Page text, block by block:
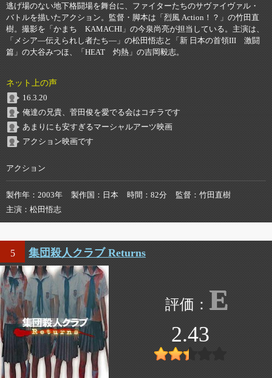
逃げ場のない地下格闘場を舞台に、ファイターたちのサヴァイヴァル・
バトルを描いたアクション。監督・脚本は「烈風 Action！？」の竹田直
樹。撮影を「かまち KAMACHI」の今泉尚亮が担当している。主演は、
「メシア―伝えられし者たち―」の松田悟志と「新 日本の首領III 激闘
篇」の大谷みつほ、「HEAT 灼熱」の吉岡毅志。
ネット上の声
16.3.20
俺達の兄貴、菅田俊を愛でる会はコチラです
あまりにも安すぎるマーシャルアーツ映画
アクション映画です
アクション
製作年 2003年 製作国 日本 時間 82分 監督
竹田直樹
主演
松田悟志
5 集団殺人クラブ Returns
E
2.43